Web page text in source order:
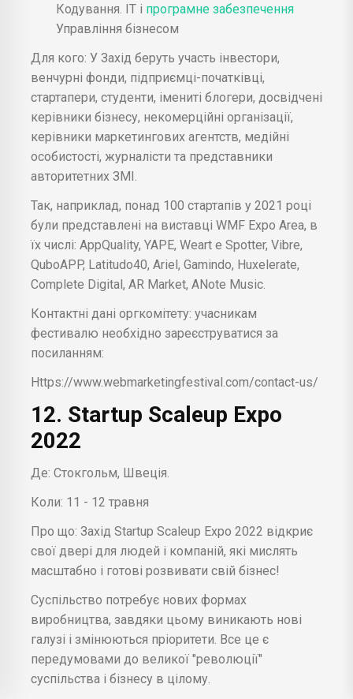
Кодування. IT і програмне забезпечення
Управління бізнесом
Для кого: У Захід беруть участь інвестори,
венчурні фонди, підприємці-початківці,
стартапери, студенти, імениті блогери, досвідчені
керівники бізнесу, некомерційні організації,
керівники маркетингових агентств, медійні
особистості, журналісти та представники
авторитетних ЗМІ.
Так, наприклад, понад 100 стартапів у 2021 році
були представлені на виставці WMF Expo Area, в
їх числі: AppQuality, YAPE, Weart e Spotter, Vibre,
QuboAPP, Latitudo40, Ariel, Gamindo, Huxelerate,
Complete Digital, AR Market, ANote Music.
Контактні дані оргкомітету: учасникам
фестивалю необхідно зареєструватися за
посиланням:
Https://www.webmarketingfestival.com/contact-us/
12. Startup Scaleup Expo
2022
Де: Стокгольм, Швеція.
Коли: 11 - 12 травня
Про що: Захід Startup Scaleup Expo 2022 відкриє
свої двері для людей і компаній, які мислять
масштабно і готові розвивати свій бізнес!
Суспільство потребує нових формах
виробництва, завдяки цьому виникають нові
галузі і змінюються пріоритети. Все це є
передумовами до великої "революції"
суспільства і бізнесу в цілому.